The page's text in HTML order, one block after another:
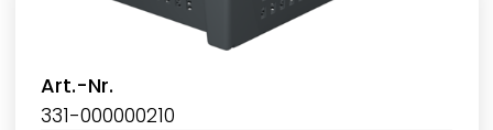
Art.-Nr.
331-000000210